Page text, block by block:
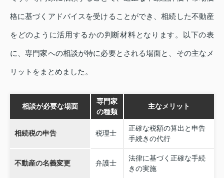
格に基づくアドバイスを受けることができ、相続した不動産
をどのように活用するかの判断材料となります。以下の表
に、専門家への相談が特に必要とされる場面と、その主なメ
リットをまとめました。
相談が必要な場面
専門家
の種類
主なメリット
相続税の申告 税理士
正確な税額の算出と申告
手続きの代行
不動産の名義変更 弁護士
法律に基づく正確な手続
きの実施